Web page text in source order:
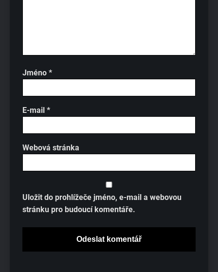
Jméno *
E-mail *
Webová stránka
Uložit do prohlížeče jméno, e-mail a webovou
stránku pro budoucí komentáře.